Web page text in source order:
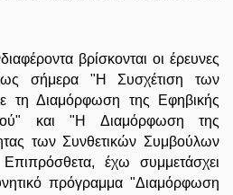
βρίσκονται οι έρευνες
σήμερα "Η Συσχέτιση των
τη Διαμόρφωση της Εφηβικής
και "Η Διαμόρφωση της
των Συνθετικών Συμβούλων
έχω συμμετάσχει
πρόγραμμα "Διαμόρφωση